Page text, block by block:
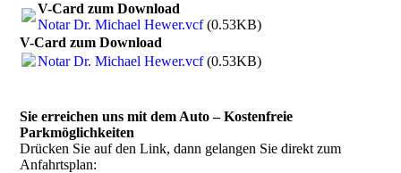
V-Card zum Download
Notar Dr. Michael Hewer.vcf(0.53KB)
V-Card zum Download
Notar Dr. Michael Hewer.vcf(0.53KB)
Sie erreichen uns mit dem Auto – Kostenfreie
Parkmöglichkeiten
Drücken Sie auf den Link, dann gelangen Sie direkt zum
Anfahrtsplan: